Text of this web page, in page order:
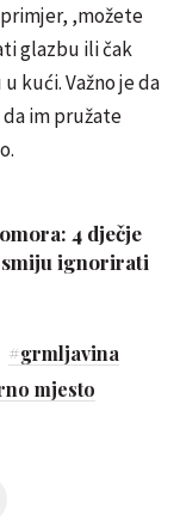
,možete
glazbu ili čak
kući. Važno je da
im pružate
4 dječje
ignorirati
#grmljavina
mjesto